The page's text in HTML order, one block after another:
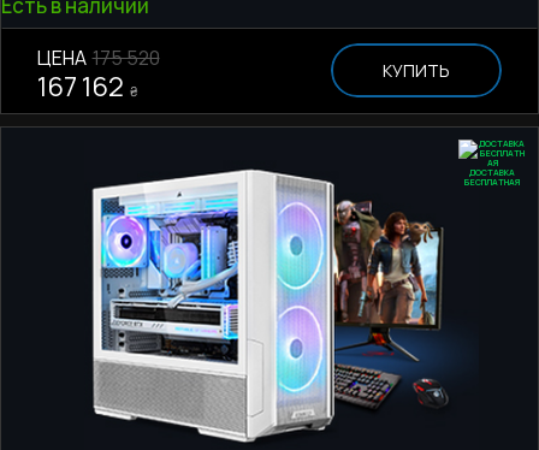
ЦЕНА 175 520
167 162 ₴
КУПИТЬ
ДОСТАВКА
БЕСПЛАТНАЯ